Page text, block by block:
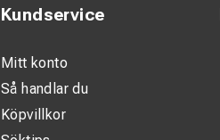
till ett pålitligt
Tekniska
Kundservice
Mitt konto
Så handlar du
Köpvillkor